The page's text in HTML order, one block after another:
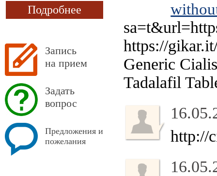
Подробнее
Запись
на прием
Задать
вопрос
Предложения и
пожелания
https://
Generic
Tadalafil
http://